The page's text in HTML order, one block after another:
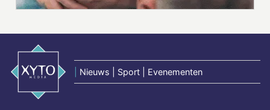
Nieuws | Sport | Evenementen